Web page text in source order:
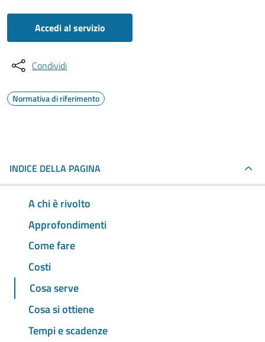
Accedi al servizio
Condividi
Normativa di riferimento
INDICE DELLA PAGINA
A chi è rivolto
Approfondimenti
Come fare
Costi
Cosa serve
Cosa si ottiene
Tempi e scadenze